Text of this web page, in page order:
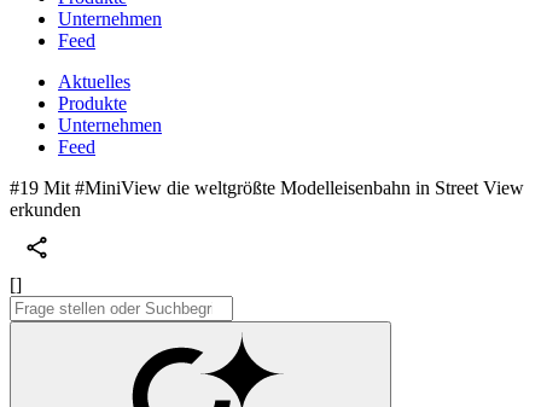
Unternehmen
Feed
Aktuelles
Produkte
Unternehmen
Feed
#19 Mit #MiniView die weltgrößte Modelleisenbahn in Street View
erkunden
[]